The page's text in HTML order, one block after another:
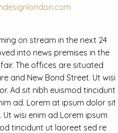
on stream in the next 24
into news premises in the
The offices are situated
and New Bond Street. Ut wisi
Ad sit nibh euismod tincidunt
ad. Lorem at ipsum dolor sit
wisi enim ad Lorem ipsum
tincidunt ut laoreet sed re